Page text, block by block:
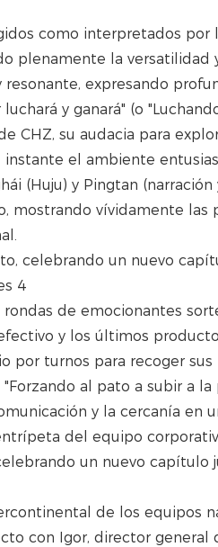
como interpretados por
plenamente la versatilidad
resonante, expresando
y ganará" (o
CHZ, su audacia para
el ambiente
(Huju) y Pingtan
mostrando vívidamente las
de emocionantes
y los últimos
por turnos para recoger
al pato a subir a la
y la cercanía en
del equipo
de los equipos
con Igor, director general